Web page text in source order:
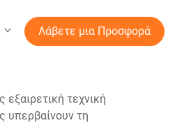
Λάβετε μια Προσφορά
τεχνική
υπερβαίνουν τη